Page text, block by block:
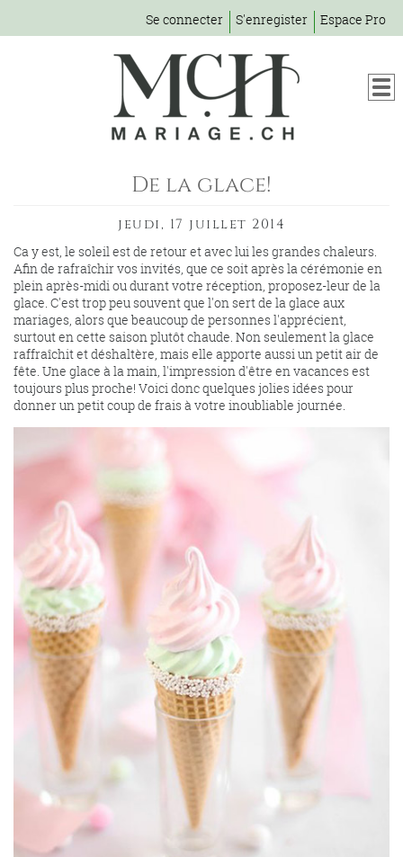
Se connecter S'enregister Espace Pro
De la glace!
jeudi, 17 juillet 2014
Ca y est, le soleil est de retour et avec lui les grandes chaleurs.
Afin de rafraîchir vos invités, que ce soit après la cérémonie en
plein après-midi ou durant votre réception, proposez-leur de la
glace. C'est trop peu souvent que l'on sert de la glace aux
mariages, alors que beaucoup de personnes l'apprécient,
surtout en cette saison plutôt chaude. Non seulement la glace
raffraîchit et déshaltère, mais elle apporte aussi un petit air de
fête. Une glace à la main, l'impression d'être en vacances est
toujours plus proche! Voici donc quelques jolies idées pour
donner un petit coup de frais à votre inoubliable journée.